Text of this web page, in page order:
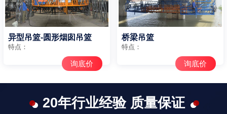
异型吊篮-圆形烟囱吊篮
特点：
询底价
桥梁吊篮
特点：
询底价
20年行业经验 质量保证